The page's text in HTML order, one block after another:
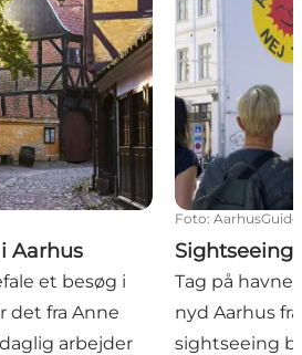
Aarhus
et besøg i
det fra Anne
arbejder
Foto:
Sightseeing
Tag på
nyd Aarhus
sightseeing